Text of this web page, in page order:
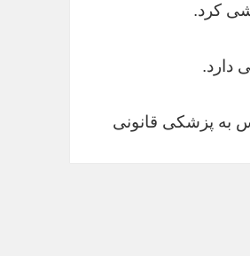
کرد.
دارد.
به پزشکی قانونی